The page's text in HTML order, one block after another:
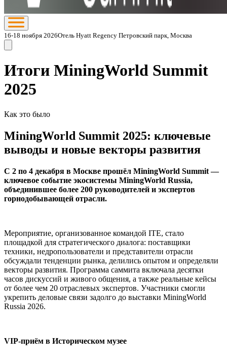
16-18 ноября 2026Отель Hyatt Regency Петровский парк, Москва
Итоги MiningWorld Summit
2025
Как это было
MiningWorld Summit 2025: ключевые
выводы и новые векторы развития
С 2 по 4 декабря в Москве прошёл MiningWorld Summit —
ключевое событие экосистемы MiningWorld Russia,
объединившее более 200 руководителей и экспертов
горнодобывающей отрасли.
Мероприятие, организованное командой ITE, стало
площадкой для стратегического диалога: поставщики
техники, недропользователи и представители отрасли
обсуждали тенденции рынка, делились опытом и определяли
векторы развития. Программа саммита включала десятки
часов дискуссий и живого общения, а также реальные кейсы
от более чем 20 отраслевых экспертов. Участники смогли
укрепить деловые связи задолго до выставки MiningWorld
Russia 2026.
VIP-приём в Историческом музее